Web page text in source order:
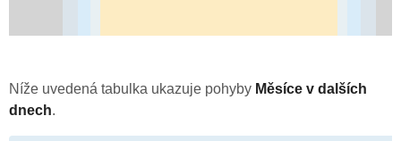
Níže uvedená tabulka ukazuje pohyby Měsíce v dalších
dnech.